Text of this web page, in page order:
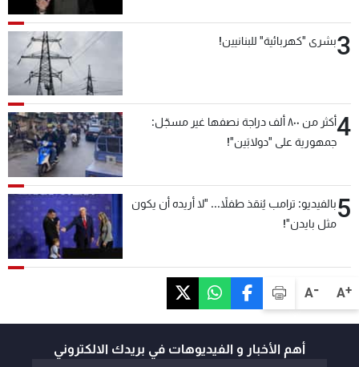
A+
A-
3بشرى "كهربائية" للبنانيين!
4
أكثر من ٨٠٠ ألف دراجة نصفها غير مسجّل:
جمهورية على "دولابَين"!
5بالفيديو: ترامب يُنقذ طفلاً... "لا أريده أن يكون
مثل بايدن"!
أهم الأخبار و الفيديوهات في بريدك الالكتروني